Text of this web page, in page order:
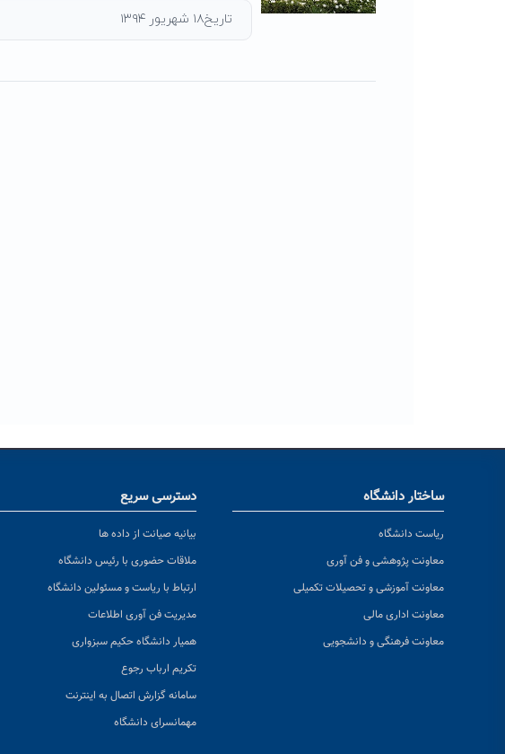
تاریخ۱۸ شهریور ۱۳۹۴
ساختار دانشگاه
ریاست دانشگاه
معاونت پژوهشی و فن آوری
معاونت آموزشی و تحصیلات تکمیلی
معاونت اداری مالی
معاونت فرهنگی و دانشجویی
دسترسی سریع
بیانیه صیانت از داده ها
ملاقات حضوری با رئیس دانشگاه
ارتباط با ریاست و مسئولین دانشگاه
مدیریت فن آوری اطلاعات
همیار دانشگاه حکیم سبزواری
تکریم ارباب رجوع
سامانه گزارش اتصال به اینترنت
مهمانسرای دانشگاه